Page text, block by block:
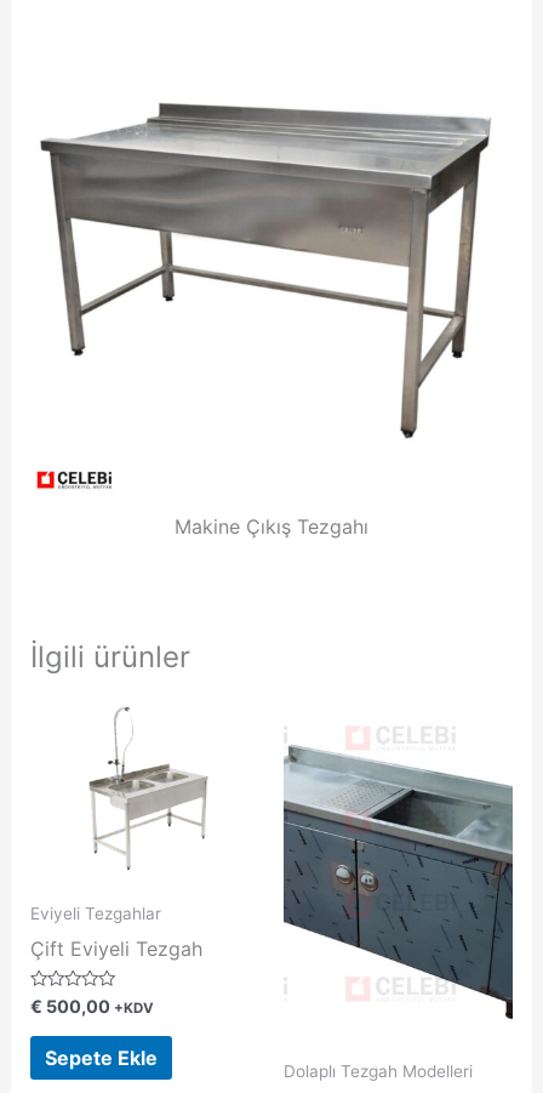
Makine Çıkış Tezgahı
İlgili ürünler
Eviyeli Tezgahlar
Çift Eviyeli Tezgah
5
ü
z
i
€ 500,00 +KDV
Sepete Ekle
Dolaplı Tezgah Modelleri